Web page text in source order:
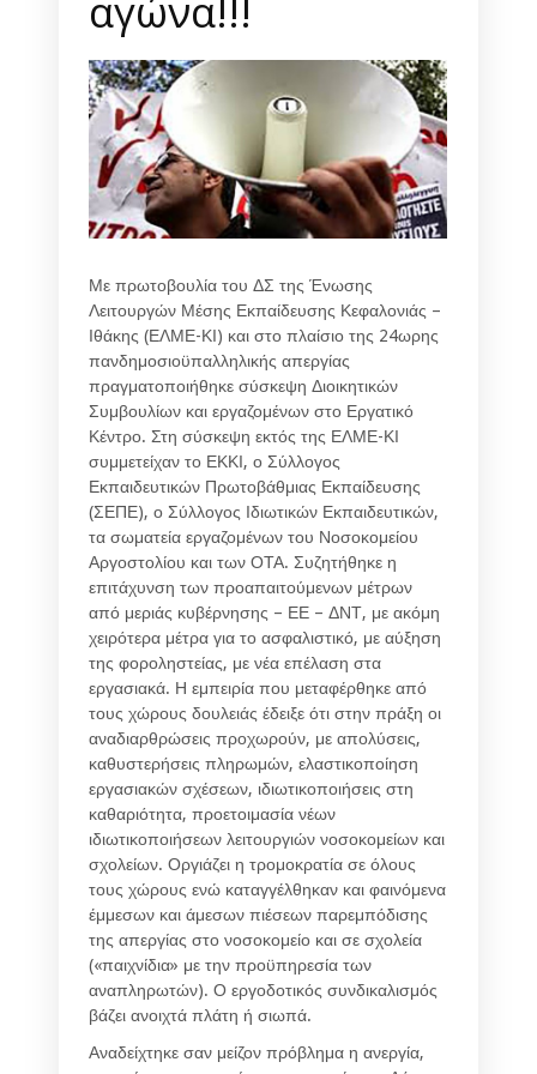
Με πρωτοβουλία του ΔΣ της Ένωσης
Λειτουργών Μέσης Εκπαίδευσης Κεφαλονιάς –
Ιθάκης (ΕΛΜΕ-ΚΙ) και στο πλαίσιο της 24ωρης
πανδημοσιοϋπαλληλικής απεργίας
πραγματοποιήθηκε σύσκεψη Διοικητικών
Συμβουλίων και εργαζομένων στο Εργατικό
Κέντρο. Στη σύσκεψη εκτός της ΕΛΜΕ-ΚΙ
συμμετείχαν το ΕΚΚΙ, ο Σύλλογος
Εκπαιδευτικών Πρωτοβάθμιας Εκπαίδευσης
(ΣΕΠΕ), ο Σύλλογος Ιδιωτικών Εκπαιδευτικών,
τα σωματεία εργαζομένων του Νοσοκομείου
Αργοστολίου και των ΟΤΑ. Συζητήθηκε η
επιτάχυνση των προαπαιτούμενων μέτρων
από μεριάς κυβέρνησης – ΕΕ – ΔΝΤ, με ακόμη
χειρότερα μέτρα για το ασφαλιστικό, με αύξηση
της φοροληστείας, με νέα επέλαση στα
εργασιακά. Η εμπειρία που μεταφέρθηκε από
τους χώρους δουλειάς έδειξε ότι στην πράξη οι
αναδιαρθρώσεις προχωρούν, με απολύσεις,
καθυστερήσεις πληρωμών, ελαστικοποίηση
εργασιακών σχέσεων, ιδιωτικοποιήσεις στη
καθαριότητα, προετοιμασία νέων
ιδιωτικοποιήσεων λειτουργιών νοσοκομείων και
σχολείων. Οργιάζει η τρομοκρατία σε όλους
τους χώρους ενώ καταγγέλθηκαν και φαινόμενα
έμμεσων και άμεσων πιέσεων παρεμπόδισης
της απεργίας στο νοσοκομείο και σε σχολεία
(«παιχνίδια» με την προϋπηρεσία των
αναπληρωτών). Ο εργοδοτικός συνδικαλισμός
βάζει ανοιχτά πλάτη ή σιωπά.
Αναδείχτηκε σαν μείζον πρόβλημα η ανεργία,